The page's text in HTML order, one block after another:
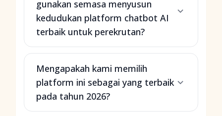
gunakan semasa menyusun
kedudukan platform chatbot AI
terbaik untuk perekrutan?
Mengapakah kami memilih
platform ini sebagai yang terbaik
pada tahun 2026?